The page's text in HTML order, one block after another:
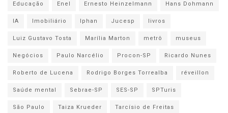
Educação Enel Ernesto Heinzelmann Hans Dohmann
IA Imobiliário Iphan Jucesp livros
Luiz Gustavo Tosta Marília Marton metrô museus
Negócios Paulo Narcélio Procon-SP Ricardo Nunes
Roberto de Lucena Rodrigo Borges Torrealba réveillon
Saúde mental Sebrae-SP SES-SP SPTuris
São Paulo Taiza Krueder Tarcísio de Freitas